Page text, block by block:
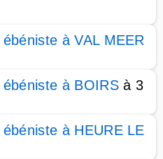
à VAL MEER
à BOIRSà 3
à HEURE LE